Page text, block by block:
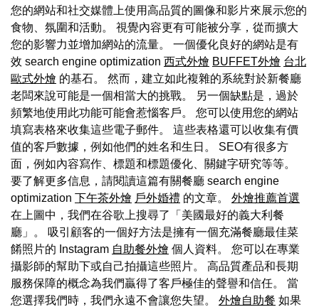
您的網站和社交媒體上使用高品質的圖像和影片來展示您的
食物、氛圍和活動。 視覺內容更有可能被分享，從而擴大
您的影響力並增加網站的流量。 一個優化良好的網站是有
效 search engine optimization 西式外燴 BUFFET外燴 台北
歐式外燴 的基石。 然而，建立如此複雜的系統對於新餐廳
老闆來說可能是一個相當大的挑戰。 另一個缺點是，過於
頻繁地使用此功能可能會惹惱客戶。 您可以使用您的網站
填寫表格來收集這些電子郵件。 這些表格還可以收集有價
值的客戶數據，例如他們的姓名和生日。 SEO有很多方
面，例如內容寫作、標題和標題優化、關鍵字研究等等。
要了解更多信息，請閱讀這篇有關餐廳 search engine
optimization 下午茶外燴 戶外婚禮 的文章。 外燴推薦首選
在上圖中，我們在谷歌上搜尋了「美國最好的義大利餐
廳」。 吸引顧客的一個好方法是擁有一個充滿餐廳最佳菜
餚照片的 Instagram 自助餐外燴 個人資料。 您可以在專業
攝影師的幫助下或自己拍攝這些照片。 高品質產品和長期
服務保障的概念為我們贏得了客戶極佳的聲譽和信任。 當
您選擇我們時，我們永遠不會讓您失望。 外燴自助餐 如果